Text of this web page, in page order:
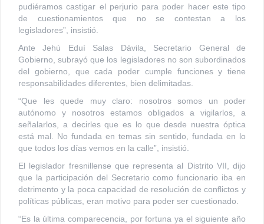
pudiéramos castigar el perjurio para poder hacer este tipo
de cuestionamientos que no se contestan a los
legisladores”, insistió.
Ante Jehú Eduí Salas Dávila, Secretario General de
Gobierno, subrayó que los legisladores no son subordinados
del gobierno, que cada poder cumple funciones y tiene
responsabilidades diferentes, bien delimitadas.
“Que les quede muy claro: nosotros somos un poder
autónomo y nosotros estamos obligados a vigilarlos, a
señalarlos, a decirles que es lo que desde nuestra óptica
está mal. No fundada en temas sin sentido, fundada en lo
que todos los días vemos en la calle”, insistió.
El legislador fresnillense que representa al Distrito VII, dijo
que la participación del Secretario como funcionario iba en
detrimento y la poca capacidad de resolución de conflictos y
políticas públicas, eran motivo para poder ser cuestionado.
“Es la última comparecencia, por fortuna ya el siguiente año